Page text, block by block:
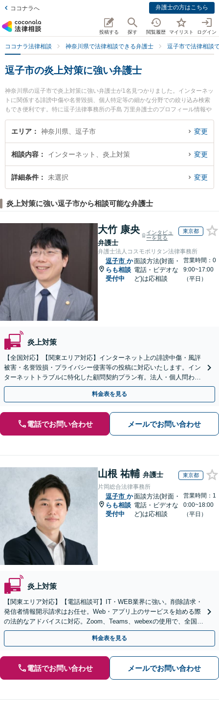
ココナラへ 弁護士の方はこちら
投稿する 探す 閲覧履歴 マイリスト ログイン
ココナラ法律相談 神奈川県で法律相談できる弁護士 逗子市で法律相談
逗子市の炎上対策に強い弁護士
神奈川県の逗子市で炎上対策に強い弁護士が1名見つかりました。インターネッ
トに関係する誹謗中傷や名誉毀損、個人特定等の細かな分野での絞り込み検索
もでき便利です。特に逗子法律事務所の手島 万里弁護士のプロフィール情報や
弁護士費用、強みなどが注目されています。『逗子市で土日や夜間に発生した
炎上対策のトラブルを今すぐに弁護士に相談したい』『炎上対策のトラブル解
おすすめです。
エリア 神奈川県、逗子市 変更
相談内容 インターネット、炎上対策 変更
詳細条件 未選択 変更
炎上対策に強い逗子市から相談可能な弁護士
大竹 康央
弁護士
インタビュ
ーを見る
東京都
弁護士法人コスモポリタン法律事務所
逗子市 か
らも相談
受付中
面談方法(対面・
電話・ビデオな
ど)は応相談
営業時間：0
9:00~17:00
（平日）
炎上対策
【全国対応】【関東エリア対応】インターネット上の誹謗中傷・風評
被害・名誉毀損・プライバシー侵害等の投稿に対応いたします。イン
ターネットトラブルに特化した顧問契約プラン有。法人・個人問わず
お気軽にご相談下さい。【オンライン相談可】
料金表を見る
電話でお問い合わせ メールでお問い合わせ
山根 祐輔 弁護士 東京都
片岡総合法律事務所
逗子市 か
らも相談
受付中
面談方法(対面・
電話・ビデオな
ど)は応相談
営業時間：1
0:00~18:00
（平日）
炎上対策
【関東エリア対応】【電話相談可】IT・WEB業界に強い。削除請求・
発信者情報開示請求はお任せ。Web・アプリ上のサービスを始める際
の法的なアドバイスに対応。Zoom、Teams、webexの使用で、全国か
らのご相談にも対応【平日夜間面談可】
料金表を見る
電話でお問い合わせ メールでお問い合わせ